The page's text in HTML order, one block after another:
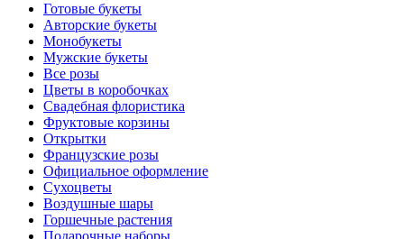
Готовые букеты
Авторские букеты
Монобукеты
Мужские букеты
Все розы
Цветы в коробочках
Свадебная флористика
Фруктовые корзины
Открытки
Французские розы
Официальное оформление
Сухоцветы
Воздушные шары
Горшечные растения
Подарочные наборы